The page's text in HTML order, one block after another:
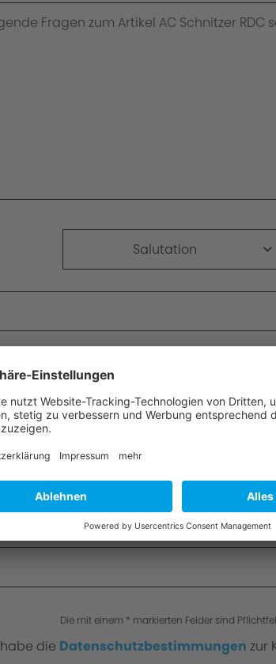
Salutation
Die mit einem * markierten Felder sind
die Datenschutzbestimmungen zur